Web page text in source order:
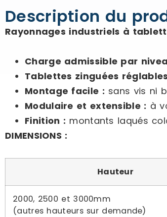
Description du
Rayonnages industriels à
Charge admissible par
Tablettes zinguées
Montage facile : sans vis ni
Modulaire et extensible : à
Finition : montants laqués
DIMENSIONS :
Hauteur
2000, 2500 et 3000mm
(autres hauteurs sur demande)